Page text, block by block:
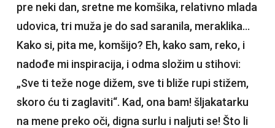
pre neki dan, sretne me komšika, relativno mlada
udovica, tri muža je do sad saranila, meraklika…
Kako si, pita me, komšijo? Eh, kako sam, reko, i
nadođe mi inspiracija, i odma složim u stihovi:
„Sve ti teže noge dižem, sve ti bliže rupi stižem,
skoro ću ti zaglaviti“. Kad, ona bam! šljakatarku
na mene preko oči, digna surlu i naljuti se! Što li